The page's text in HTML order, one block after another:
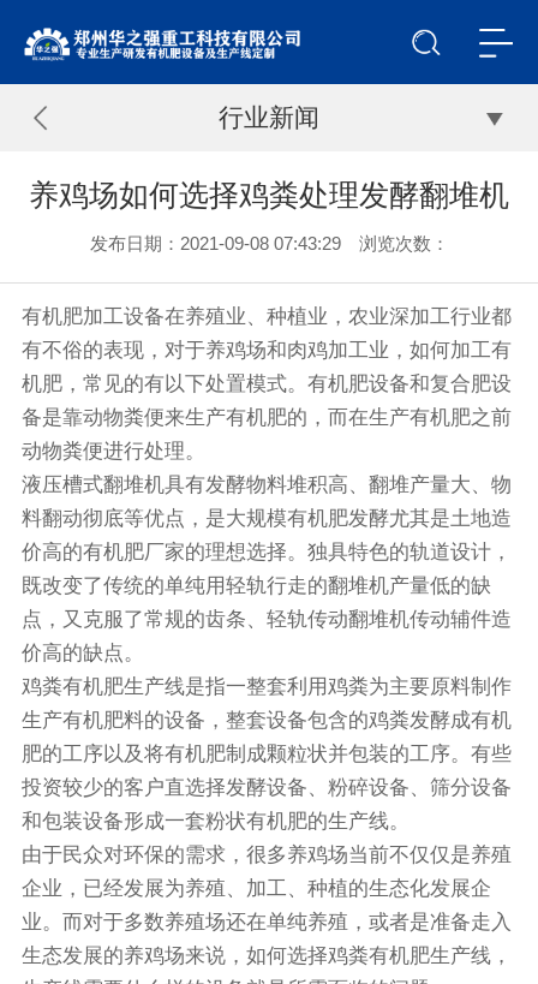
行业新闻
养鸡场如何选择鸡粪处理发酵翻堆机
发布日期：2021-09-08 07:43:29 浏览次数：
有机肥加工设备在养殖业、种植业，农业深加工行业都
有不俗的表现，对于养鸡场和肉鸡加工业，如何加工有
机肥，常见的有以下处置模式。有机肥设备和复合肥设
备是靠动物粪便来生产有机肥的，而在生产有机肥之前
动物粪便进行处理。
液压槽式翻堆机具有发酵物料堆积高、翻堆产量大、物
料翻动彻底等优点，是大规模有机肥发酵尤其是土地造
价高的有机肥厂家的理想选择。独具特色的轨道设计，
既改变了传统的单纯用轻轨行走的翻堆机产量低的缺
点，又克服了常规的齿条、轻轨传动翻堆机传动辅件造
价高的缺点。
鸡粪有机肥生产线是指一整套利用鸡粪为主要原料制作
生产有机肥料的设备，整套设备包含的鸡粪发酵成有机
肥的工序以及将有机肥制成颗粒状并包装的工序。有些
投资较少的客户直选择发酵设备、粉碎设备、筛分设备
和包装设备形成一套粉状有机肥的生产线。
由于民众对环保的需求，很多养鸡场当前不仅仅是养殖
企业，已经发展为养殖、加工、种植的生态化发展企
业。而对于多数养殖场还在单纯养殖，或者是准备走入
生态发展的养鸡场来说，如何选择鸡粪有机肥生产线，